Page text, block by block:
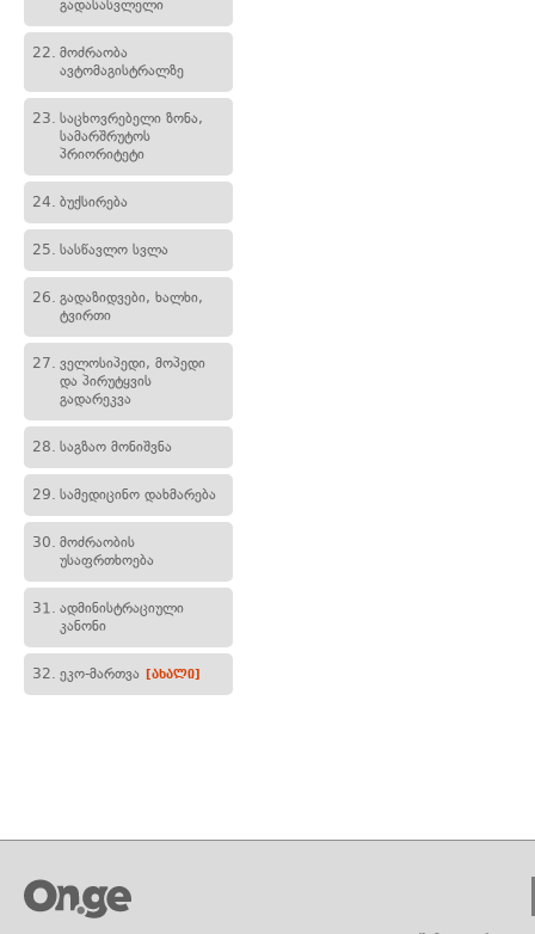
გადასასვლელი
22. მოძრაობა
ავტომაგისტრალზე
23. საცხოვრებელი ზონა,
სამარშრუტოს
პრიორიტეტი
24. ბუქსირება
25. სასწავლო სვლა
26. გადაზიდვები, ხალხი,
ტვირთი
27. ველოსიპედი, მოპედი
და პირუტყვის
გადარეკვა
28. საგზაო მონიშვნა
29. სამედიცინო დახმარება
30. მოძრაობის
უსაფრთხოება
31. ადმინისტრაციული
კანონი
32. ეკო-მართვა [ახალი]